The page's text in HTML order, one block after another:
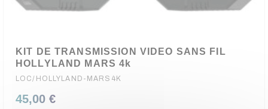
KIT DE TRANSMISSION VIDEO SANS FIL
HOLLYLAND MARS 4k
LOC/HOLLYLAND-MARS4K
45,00 €